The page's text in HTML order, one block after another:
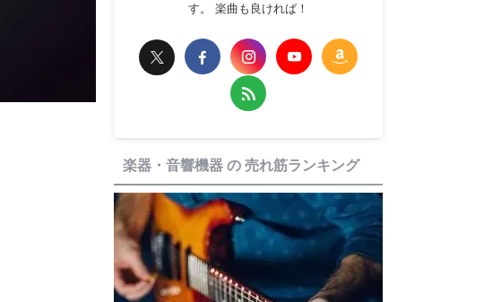
す。 楽曲も良ければ！
楽器・音響機器 の 売れ筋ランキング